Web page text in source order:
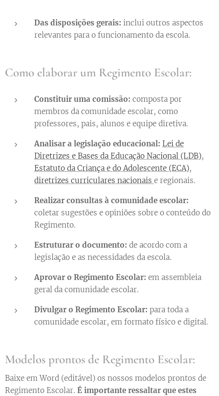
Das disposições gerais: inclui outros aspectos
relevantes para o funcionamento da escola.
Como elaborar um Regimento Escolar:
Constituir uma comissão: composta por
membros da comunidade escolar, como
professores, pais, alunos e equipe diretiva.
Analisar a legislação educacional: Lei de
Diretrizes e Bases da Educação Nacional (LDB),
Estatuto da Criança e do Adolescente (ECA),
diretrizes curriculares nacionais e regionais.
Realizar consultas à comunidade escolar:
coletar sugestões e opiniões sobre o conteúdo do
Regimento.
Estruturar o documento: de acordo com a
legislação e as necessidades da escola.
Aprovar o Regimento Escolar: em assembleia
geral da comunidade escolar.
Divulgar o Regimento Escolar: para toda a
comunidade escolar, em formato físico e digital.
Modelos prontos de Regimento Escolar:
Baixe em Word (editável) os nossos modelos prontos de
Regimento Escolar. É importante ressaltar que estes